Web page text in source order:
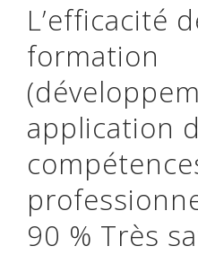
L’efficacité
formation
application
90 % Très